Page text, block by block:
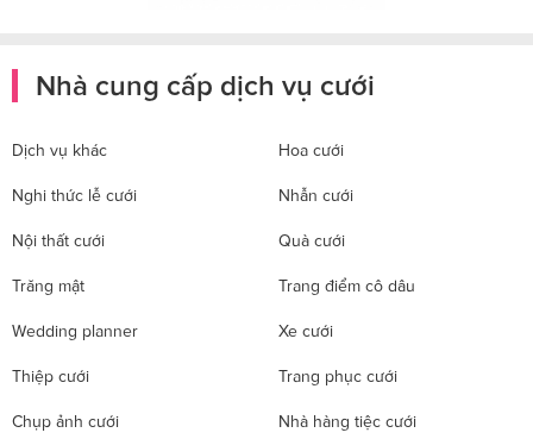
Nhà cung cấp dịch vụ cưới
Dịch vụ khác Hoa cưới
Nghi thức lễ cưới Nhẫn cưới
Nội thất cưới Quà cưới
Trăng mật Trang điểm cô dâu
Wedding planner Xe cưới
Thiệp cưới Trang phục cưới
Chụp ảnh cưới Nhà hàng tiệc cưới